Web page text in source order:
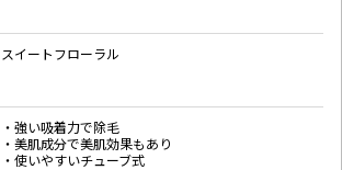
スイートフローラル
・強い吸着力で除毛
・美肌成分で美肌効果もあり
・使いやすいチューブ式